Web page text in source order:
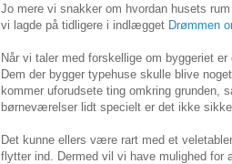
Jo mere vi snakker om hvordan husets
vi lagde på tidligere i indlægget Drømmen
Når vi taler med forskellige om byggeriet
Dem der bygger typehuse skulle blive
kommer uforudsete ting omkring grunden,
børneværelser lidt specielt er det ikke
Det kunne ellers være rart med et
flytter ind. Dermed vil vi have mulighed for